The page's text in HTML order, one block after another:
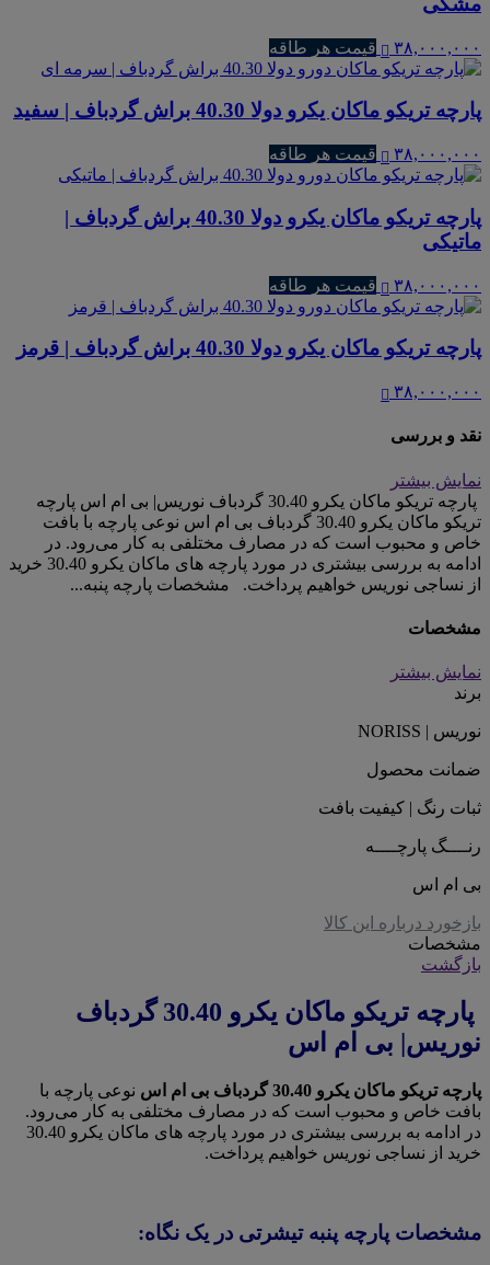
۳۸,۰۰۰,۰۰۰ قیمت هر طاقه
پارچه تریکو ماکان یکرو دولا 40.30 براش گردباف | سفید
۳۸,۰۰۰,۰۰۰ قیمت هر طاقه
پارچه تریکو ماکان یکرو دولا 40.30 براش گردباف |
ماتیکی
۳۸,۰۰۰,۰۰۰ قیمت هر طاقه
پارچه تریکو ماکان یکرو دولا 40.30 براش گردباف | قرمز
۳۸,۰۰۰,۰۰۰
نقد و بررسی
نمایش بیشتر
پارچه تریکو ماکان یکرو 30.40 گردباف نوریس| بی ام اس پارچه
تریکو ماکان یکرو 30.40 گردباف بی ام اس نوعی پارچه با بافت
خاص و محبوب است که در مصارف مختلفی به کار می‌رود. در
ادامه به بررسی بیشتری در مورد پارچه های ماکان یکرو 30.40 خرید
از نساجی نوریس خواهیم پرداخت. مشخصات پارچه پنبه...
مشخصات
نمایش بیشتر
برند
نوریس | NORISS
ضمانت محصول
ثبات رنگ | کیفیت بافت
رنــــگ پارچــــه
بی ام اس
بازخورد درباره این کالا
مشخصات
بازگشت
پارچه تریکو ماکان یکرو 30.40 گردباف
نوریس| بی ام اس
پارچه تریکو ماکان یکرو 30.40 گردباف بی ام اس
نوعی پارچه با
بافت خاص و محبوب است که در مصارف مختلفی به کار می‌رود.
در ادامه به بررسی بیشتری در مورد پارچه های ماکان یکرو 30.40
خرید از نساجی نوریس خواهیم پرداخت.
مشخصات پارچه پنبه تیشرتی در یک نگاه: